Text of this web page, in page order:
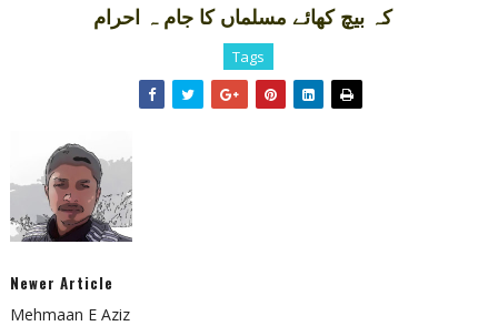
کہ بيچ کھائے مسلماں کا جام ہ احرام
Tags
Newer Article
Mehmaan E Aziz